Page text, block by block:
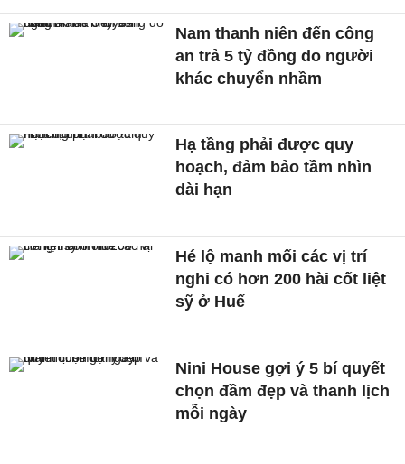
Nam thanh niên đến công
an trả 5 tỷ đồng do người
khác chuyển nhầm
Hạ tầng phải được quy
hoạch, đảm bảo tầm nhìn
dài hạn
Hé lộ manh mối các vị trí
nghi có hơn 200 hài cốt liệt
sỹ ở Huế
Nini House gợi ý 5 bí quyết
chọn đầm đẹp và thanh lịch
mỗi ngày